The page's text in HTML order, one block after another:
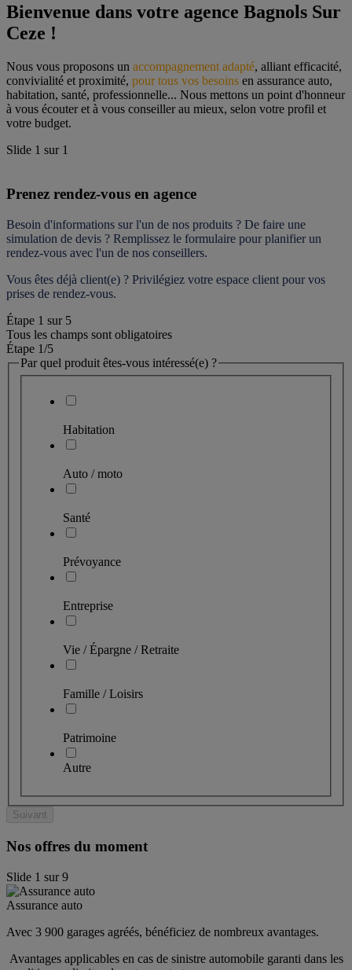
Bienvenue dans votre agence Bagnols Sur
Ceze !
Nous vous proposons un accompagnement adapté, alliant efficacité,
convivialité et proximité, pour tous vos besoins en assurance auto,
habitation, santé, professionnelle... Nous mettons un point d'honneur
à vous écouter et à vous conseiller au mieux, selon votre profil et
votre budget.
Slide 1 sur 1
Prenez rendez-vous en agence
Besoin d'informations sur l'un de nos produits ? De faire une
simulation de devis ? Remplissez le formulaire pour planifier un
rendez-vous avec l'un de nos conseillers.
Vous êtes déjà client(e) ? Privilégiez votre espace client pour vos
prises de rendez-vous.
Étape 1 sur 5
Tous les champs sont obligatoires
Étape 1/5
Par quel produit êtes-vous intéressé(e) ?
Habitation
Auto / moto
Santé
Prévoyance
Entreprise
Vie / Épargne / Retraite
Famille / Loisirs
Patrimoine
Autre
Suivant
Nos offres du moment
Slide 1 sur9
Assurance auto
Avec 3 900 garages agréés, bénéficiez de nombreux avantages.
Avantages applicables en cas de sinistre automobile garanti dans les